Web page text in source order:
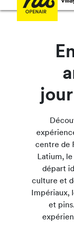
centre de
Latium,
départ
culture et
Impériaux,
et